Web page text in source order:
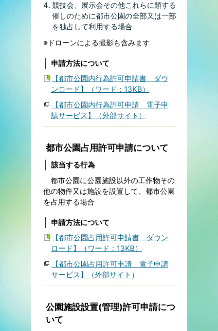
競技会、展示会その他これらに類する
催しのために都市公園の全部又は一部
を独占して利用する場合
※ドローンによる撮影も含みます
申請方法について
【都市公園内行為許可申請書 ダウ
ンロード】（ワード：13KB）
【都市公園内行為許可申請 電子申
請サービス】（外部サイト）
都市公園占用許可申請について
該当する行為
都市公園に公園施設以外の工作物その
他の物件又は施設を設置して、都市公園
を占用する場合
申請方法について
【都市公園占用許可申請書 ダウン
ロード】（ワード：13KB）
【都市公園占用許可申請 電子申請
サービス】（外部サイト）
公園施設設置(管理)許可申請につ
いて